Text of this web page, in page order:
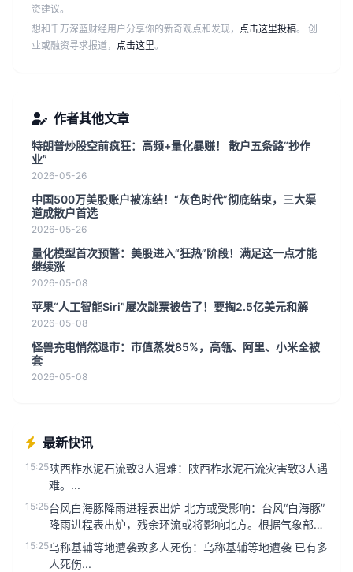
资建议。
想和千万深蓝财经用户分享你的新奇观点和发现， 点击这里投稿。 创
业或融资寻求报道， 点击这里。
作者其他文章
特朗普炒股空前疯狂：高频+量化暴赚！ 散户五条路“抄作
业”
2026-05-26
中国500万美股账户被冻结！“灰色时代”彻底结束，三大渠
道成散户首选
2026-05-26
量化模型首次预警：美股进入“狂热”阶段！满足这一点才能
继续涨
2026-05-08
苹果“人工智能Siri”屡次跳票被告了！要掏2.5亿美元和解
2026-05-08
怪兽充电悄然退市：市值蒸发85%，高瓴、阿里、小米全被
套
2026-05-08
最新快讯
15:25陕西柞水泥石流致3人遇难：陕西柞水泥石流灾害致3人遇
难。...
15:25台风白海豚降雨进程表出炉 北方或受影响：台风“白海豚”
降雨进程表出炉，残余环流或将影响北方。根据气象部门
最新数据，台风“...
15:25乌称基辅等地遭袭致多人死伤：乌称基辅等地遭袭 已有多
人死伤...